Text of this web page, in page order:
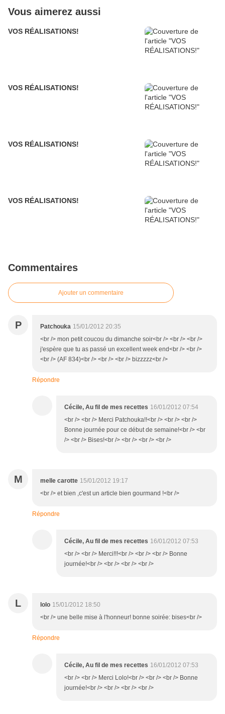
Vous aimerez aussi
VOS RÉALISATIONS!
VOS RÉALISATIONS!
VOS RÉALISATIONS!
VOS RÉALISATIONS!
Commentaires
Ajouter un commentaire
P Patchouka 15/01/2012 20:35
<br /> mon petit coucou du dimanche soir<br /> <br /> <br />
j'espère que tu as passé un excellent week end<br /> <br />
<br /> (AF 834)<br /> <br /> <br /> bizzzzz<br />
Répondre
Cécile, Au fil de mes recettes 16/01/2012 07:54
<br /> <br /> Merci Patchouka!!<br /> <br /> <br />
Bonne journée pour ce début de semaine!<br /> <br
/> <br /> Bises!<br /> <br /> <br /> <br />
M melle carotte 15/01/2012 19:17
<br /> et bien ,c'est un article bien gourmand !<br />
Répondre
Cécile, Au fil de mes recettes 16/01/2012 07:53
<br /> <br /> Merci!!!<br /> <br /> <br /> Bonne
journée!<br /> <br /> <br /> <br />
L lolo 15/01/2012 18:50
<br /> une belle mise à l'honneur! bonne soirée: bises<br />
Répondre
Cécile, Au fil de mes recettes 16/01/2012 07:53
<br /> <br /> Merci Lolo!<br /> <br /> <br /> Bonne
journée!<br /> <br /> <br /> <br />